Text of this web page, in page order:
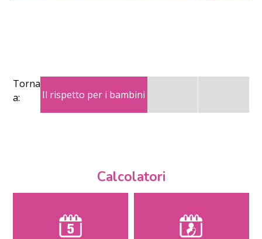
Torna
a:
Il rispetto per i bambini
Calcolatori